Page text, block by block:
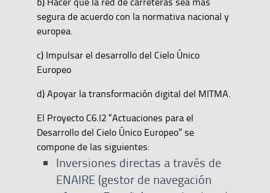
segura de acuerdo con la normativa nacional y
europea.
c) Impulsar el desarrollo del Cielo Único
Europeo
d) Apoyar la transformación digital del MITMA.
El Proyecto C6.I2 “Actuaciones para el
Desarrollo del Cielo Único Europeo” se
compone de las siguientes:
Inversiones directas a través de
ENAIRE (gestor de navegación